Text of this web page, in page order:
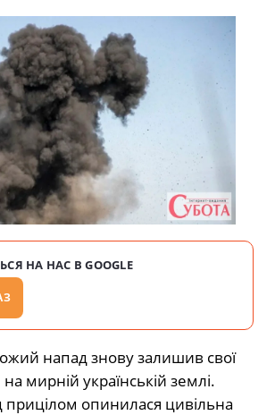
НА НАС В GOOGLE
напад знову залишив свої
на мирній українській землі.
прицілом опинилася цивільна